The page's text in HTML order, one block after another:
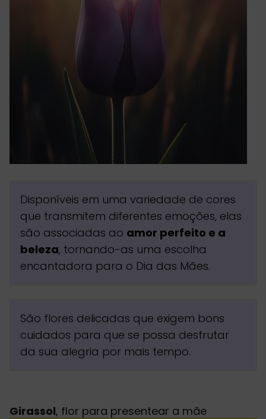
Disponíveis em uma variedade de cores
que transmitem diferentes emoções, elas
são associadas ao amor perfeito e a
beleza, tornando-as uma escolha
encantadora para o Dia das Mães.
São flores delicadas que exigem bons
cuidados para que se possa desfrutar
da sua alegria por mais tempo.
Girassol, flor para presentear a mãe